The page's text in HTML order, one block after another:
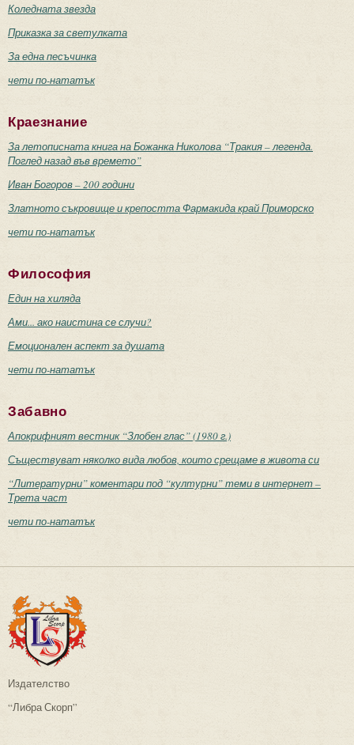
Коледната звезда
Приказка за светулката
За една песъчинка
чети по-нататък
Краезнание
За летописната книга на Божанка Николова “Тракия – легенда.
Поглед назад във времето”
Иван Богоров – 200 години
Златното съкровище и крепостта Фармакида край Приморско
чети по-нататък
Философия
Един на хиляда
Ами... ако наистина се случи?
Емоционален аспект за душата
чети по-нататък
Забавно
Апокрифният вестник “Злобен глас” (1980 г.)
Съществуват няколко вида любов, които срещаме в живота си
“Литературни” коментари под “културни” теми в интернет –
Трета част
чети по-нататък
Издателство
“Либра Скорп”